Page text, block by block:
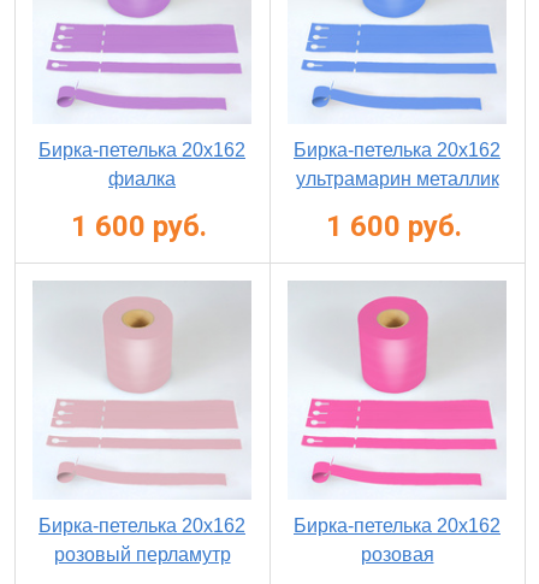
Бирка-петелька 20х162
фиалка
1 600 руб.
Бирка-петелька 20х162
ультрамарин металлик
1 600 руб.
Бирка-петелька 20х162
розовый перламутр
Бирка-петелька 20х162
розовая